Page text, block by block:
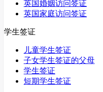
英国婚姻访问签证
英国家庭访问签证
学生签证
儿童学生签证
子女学生签证的父母
学生签证
短期学生签证